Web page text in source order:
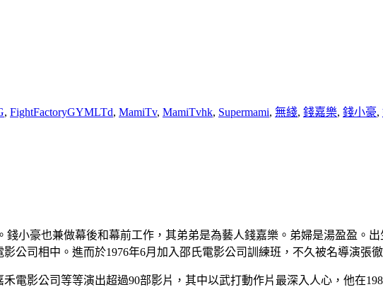
, FightFactoryGYMLTd, MamiTv, MamiTvhk, Supermami, 無綫, 錢嘉樂, 錢小豪,
錢小豪也兼做幕後和幕前工作，其弟弟是為藝人錢嘉樂。弟婦是湯盈盈。
公司相中。進而於1976年6月加入邵氏電影公司訓練班，不久被名導演張
電影公司等等演出超過90部影片，其中以武打動作片最深入人心，他在